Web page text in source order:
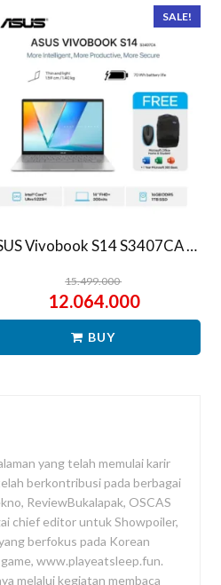
SALE!
ASUS Vivobook S14 S3407CA Ultra 5 225H 1TB SSD 16GB WUXGA IPS Win11+OHS
15.499.000
12.064.000
BUY
yang telah memulai karir
berkontribusi pada berbagai
ReviewBukalapak, OSCAS
chief editor untuk Showpoiler,
berfokus pada Korean
www.playeatsleep.fun.
melalui kegiatan membaca